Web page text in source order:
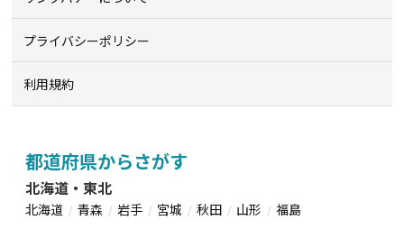
プライバシーポリシー
利用規約
都道府県からさがす
北海道・東北
北海道 青森 岩手 宮城 秋田 山形 福島